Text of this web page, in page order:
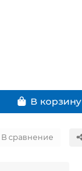
В корзину
В сравнение